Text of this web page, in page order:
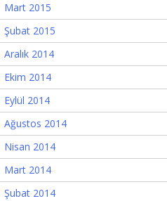
Mart 2015
Şubat 2015
Aralık 2014
Ekim 2014
Eylül 2014
Ağustos 2014
Nisan 2014
Mart 2014
Şubat 2014